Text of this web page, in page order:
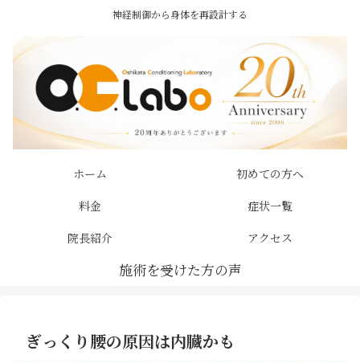
神経制御から身体を再設計する
ホーム
初めての方へ
料金
症状一覧
院長紹介
アクセス
ぎっくり腰の原因は内臓かも